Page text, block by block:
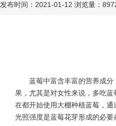
发布时间：2021-01-12 浏览量：
蓝莓中富含丰富的营养成
果，尤其是对女性来说，多吃
在都开始使用大棚种植蓝莓，
光照强度是蓝莓花芽形成的必